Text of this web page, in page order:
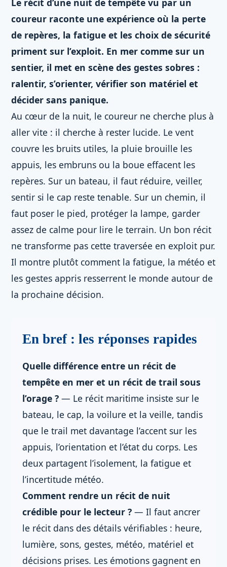
Le récit d’une nuit de tempête vu par un
coureur raconte une expérience où la perte
de repères, la fatigue et les choix de sécurité
priment sur l’exploit. En mer comme sur un
sentier, il met en scène des gestes sobres :
ralentir, s’orienter, vérifier son matériel et
décider sans panique.
Au cœur de la nuit, le coureur ne cherche plus à
aller vite : il cherche à rester lucide. Le vent
couvre les bruits utiles, la pluie brouille les
appuis, les embruns ou la boue effacent les
repères. Sur un bateau, il faut réduire, veiller,
sentir si le cap reste tenable. Sur un chemin, il
faut poser le pied, protéger la lampe, garder
assez de calme pour lire le terrain. Un bon récit
ne transforme pas cette traversée en exploit pur.
Il montre plutôt comment la fatigue, la météo et
les gestes appris resserrent le monde autour de
la prochaine décision.
En bref : les réponses rapides
Quelle différence entre un récit de
tempête en mer et un récit de trail sous
l’orage ? — Le récit maritime insiste sur le
bateau, le cap, la voilure et la veille, tandis
que le trail met davantage l’accent sur les
appuis, l’orientation et l’état du corps. Les
deux partagent l’isolement, la fatigue et
l’incertitude météo.
Comment rendre un récit de nuit
crédible pour le lecteur ? — Il faut ancrer
le récit dans des détails vérifiables : heure,
lumière, sons, gestes, météo, matériel et
décisions prises. Les émotions gagnent en